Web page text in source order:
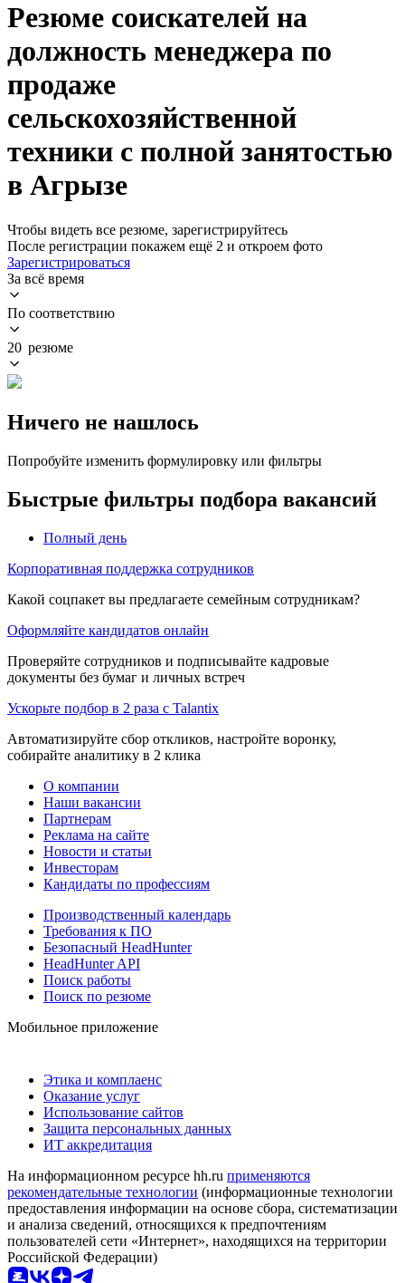
Резюме соискателей на
должность менеджера по
продаже
сельскохозяйственной
техники с полной занятостью
в Агрызе
Чтобы видеть все резюме, зарегистрируйтесь
После регистрации покажем ещё 2 и откроем фото
Зарегистрироваться
За всё время
По соответствию
20 резюме
Ничего не нашлось
Попробуйте изменить формулировку или фильтры
Быстрые фильтры подбора вакансий
Полный день
Корпоративная поддержка сотрудников
Какой соцпакет вы предлагаете семейным сотрудникам?
Оформляйте кандидатов онлайн
Проверяйте сотрудников и подписывайте кадровые
документы без бумаг и личных встреч
Ускорьте подбор в 2 раза с Talantix
Автоматизируйте сбор откликов, настройте воронку,
собирайте аналитику в 2 клика
О компании
Наши вакансии
Партнерам
Реклама на сайте
Новости и статьи
Инвесторам
Кандидаты по профессиям
Производственный календарь
Требования к ПО
Безопасный HeadHunter
HeadHunter API
Поиск работы
Поиск по резюме
Мобильное приложение
Этика и комплаенс
Оказание услуг
Использование сайтов
Защита персональных данных
ИТ аккредитация
На информационном ресурсе hh.ru применяются
рекомендательные технологии (информационные технологии
предоставления информации на основе сбора, систематизации
и анализа сведений, относящихся к предпочтениям
пользователей сети «Интернет», находящихся на территории
Российской Федерации)